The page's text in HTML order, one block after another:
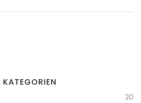
KATEGORIEN
20